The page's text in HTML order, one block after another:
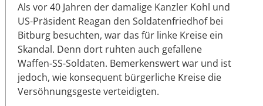
Als vor 40 Jahren der damalige Kanzler Kohl und
US-Präsident Reagan den Soldatenfriedhof bei
Bitburg besuchten, war das für linke Kreise ein
Skandal. Denn dort ruhten auch gefallene
Waffen-SS-Soldaten. Bemerkenswert war und ist
jedoch, wie konsequent bürgerliche Kreise die
Versöhnungsgeste verteidigten.